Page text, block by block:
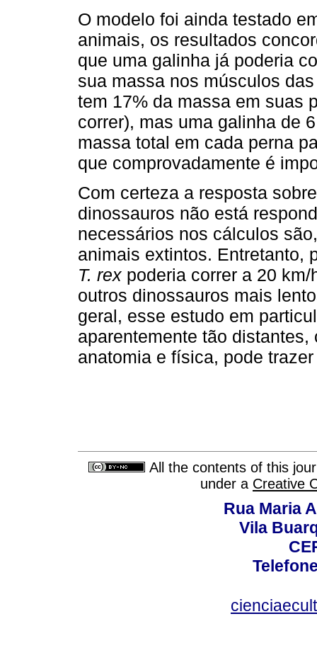
O modelo foi ainda testado
animais, os resultados
que uma galinha já poderia
sua massa nos músculos
tem 17% da massa em suas
correr), mas uma galinha de
massa total em cada perna
que comprovadamente é
Com certeza a resposta
dinossauros não está
necessários nos cálculos
animais extintos. Entretanto,
T. rex poderia correr a 20
outros dinossauros mais
geral, esse estudo em
aparentemente tão
anatomia e física, pode
All the contents of this
under a Creative
Rua Maria
Vila